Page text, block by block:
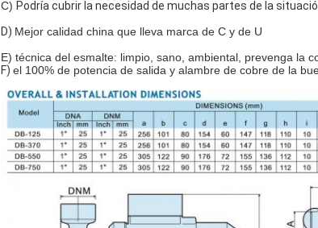
C) Podría cubrir la necesidad de muchas partes de la
D) Mejor calidad china que lleva marca de C y de U
E) técnica del esmalte: limpio, sano, ambiental, prevenga la
F) el 100% de potencia de salida y alambre de cobre de la